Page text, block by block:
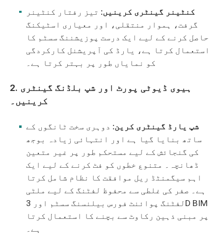
کنٹینر گینٹری کرینیں: تیز رفتار کنٹینر
گرفت، ہموار منتقلی، اور معیاری اسٹیکنگ
حاصل کرنے کے لیے ایک درست پوزیشننگ سسٹم کا
استعمال کرتا ہے، یارڈ کی آپریشنل کارکردگی
کو نمایاں طور پر بہتر کرتا ہے۔
2. ہیوی ڈیوٹی پورٹ اور شپ بلڈنگ گینٹری
کرینیں۔
شپ یارڈ گینٹری کرین: دوہری سخت ٹانگوں کے
ساتھ بنایا گیا ہے اور انتہائی زیادہ بوجھ
کی گنجائش کے لیے مستحکم طور پر غیر متعین
ڈھانچہ۔ متنوع خطوں کو فٹ کرنے کے لیے ایک
اہم سیگمنٹڈ ریل موافقت کا نظام شامل کرتا
ہے۔ صفر کی غلطی سے محفوظ لفٹنگ کے لیے ملٹی
لفٹنگ پوائنٹ فورس بیلنسنگ سسٹم اور 3D BIM
پر مبنی ذہین رکاوٹ سے بچنے کا استعمال کرتا
ہے۔